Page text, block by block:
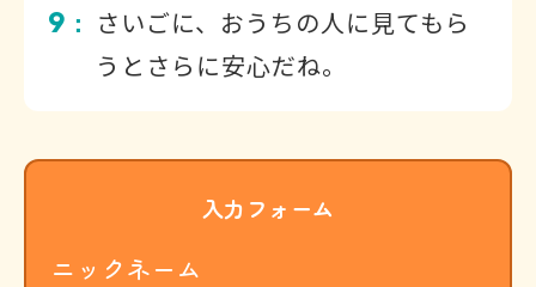
9 ：
さいごに、おうちの人に見てもら
うとさらに安心だね。
入力フォーム
ニックネーム